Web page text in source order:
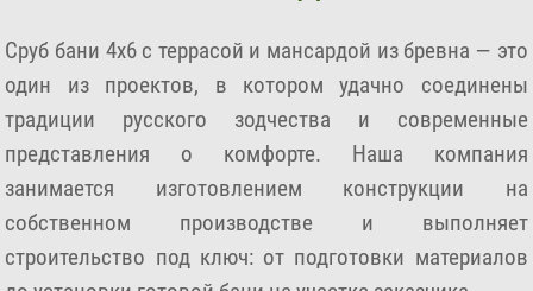
Сруб бани 4х6 с террасой и мансардой из бревна — это
один из проектов, в котором удачно соединены
традиции русского зодчества и современные
представления о комфорте. Наша компания
занимается изготовлением конструкции на
собственном производстве и выполняет
строительство под ключ: от подготовки материалов